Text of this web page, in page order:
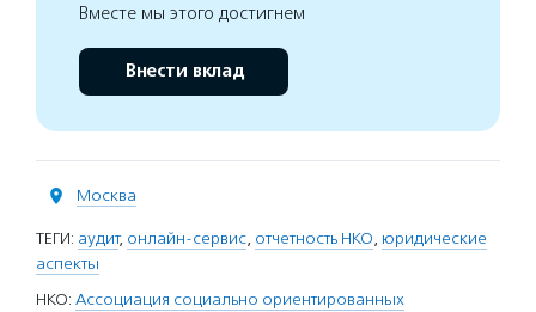
Вместе мы этого достигнем
Внести вклад
Москва
ТЕГИ: аудит, онлайн-сервис, отчетность НКО, юридические
аспекты
НКО: Ассоциация социально ориентированных